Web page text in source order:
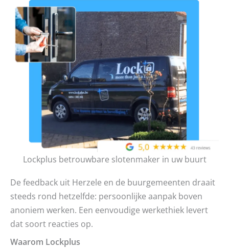
Lockplus betrouwbare slotenmaker in uw buurt
De feedback uit Herzele en de buurgemeenten draait
steeds rond hetzelfde: persoonlijke aanpak boven
anoniem werken. Een eenvoudige werkethiek levert
dat soort reacties op.
Waarom Lockplus